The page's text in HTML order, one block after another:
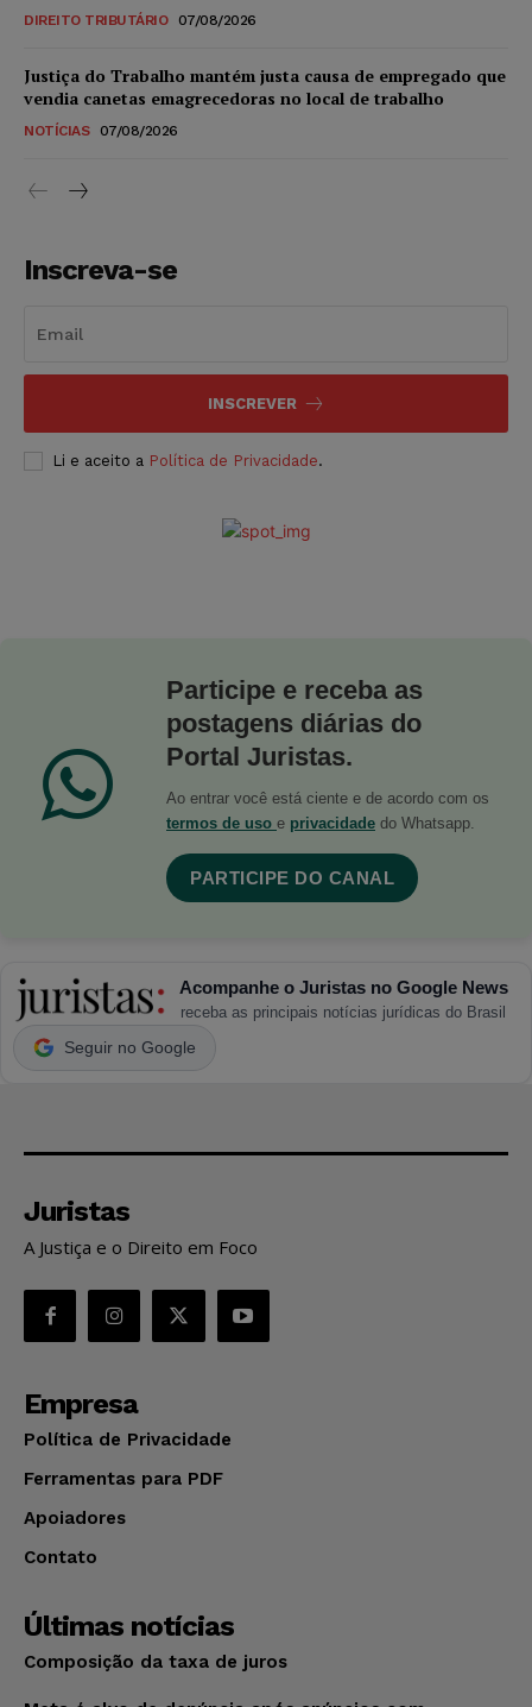
DIREITO TRIBUTÁRIO 07/08/2026
Justiça do Trabalho mantém justa causa de empregado que
vendia canetas emagrecedoras no local de trabalho
NOTÍCIAS 07/08/2026
Inscreva-se
INSCREVER
Li e aceito a Política de Privacidade.
Participe e receba as
postagens diárias do
Portal Juristas.
Ao entrar você está ciente e de acordo com os
termos de uso e privacidade do Whatsapp.
PARTICIPE DO CANAL
Acompanhe o Juristas no Google News
receba as principais notícias jurídicas do Brasil
Seguir no Google
Juristas
A Justiça e o Direito em Foco
Empresa
Política de Privacidade
Ferramentas para PDF
Apoiadores
Contato
Últimas notícias
Composição da taxa de juros